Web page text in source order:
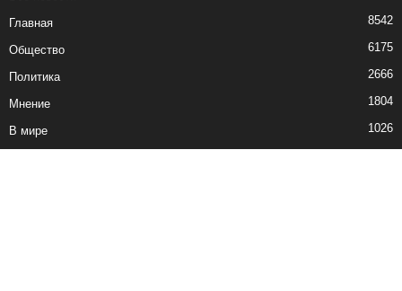
Главная 8542
Общество 6175
Политика 2666
Мнение 1804
В мире 1026